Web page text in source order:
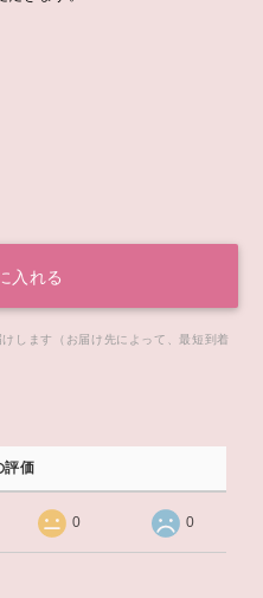
入れる
します（お届け先によって、最短到着
評価
0 0